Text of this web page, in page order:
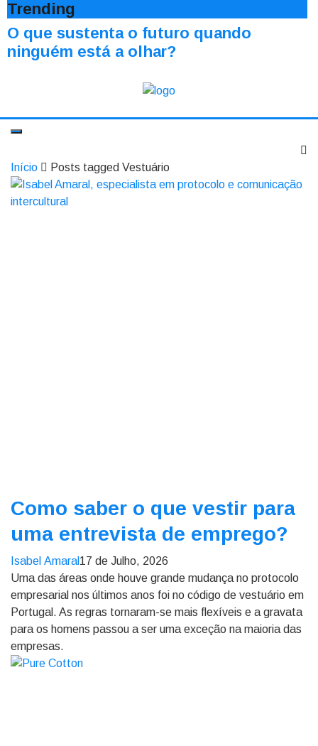
Trending
O que sustenta o futuro quando
ninguém está a olhar?
Início Posts tagged Vestuário
Como saber o que vestir para
uma entrevista de emprego?
Isabel Amaral 17 de Julho, 2026
Uma das áreas onde houve grande mudança no protocolo
empresarial nos últimos anos foi no código de vestuário em
Portugal. As regras tornaram-se mais flexíveis e a gravata
para os homens passou a ser uma exceção na maioria das
empresas.